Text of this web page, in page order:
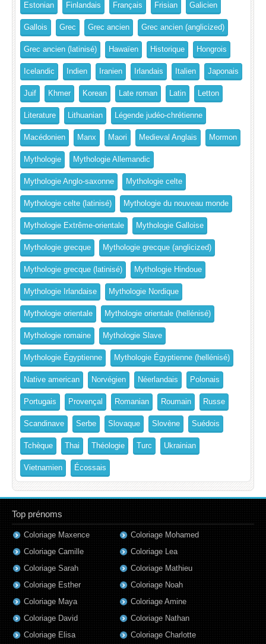
Estonian Finlandais Français Frisian Galicien
Gallois Grec Grec ancien Grec ancien (anglicized)
Grec ancien (latinisé) Hawaïen Historique Hongrois
Icelandic Indien Iranien Irlandais Italien Japonais
Juif Khmer Korean Late roman Latin Letton
Literature Lithuanian Légende judéo-chrétienne
Macédonien Manx Maori Medieval Anglais Mormon
Mythologie Mythologie Allemandic
Mythologie Anglo-saxonne Mythologie celte
Mythologie celte (latinisé) Mythologie du nouveau monde
Mythologie Extrême-orientale Mythologie Galloise
Mythologie grecque Mythologie grecque (anglicized)
Mythologie grecque (latinisé) Mythologie Hindoue
Mythologie Irlandaise Mythologie Nordique
Mythologie orientale Mythologie orientale (hellénisé)
Mythologie romaine Mythologie Slave
Mythologie Égyptienne Mythologie Égyptienne (hellénisé)
Native american Norvégien Néerlandais Polonais
Portugais Provençal Romanian Roumain Russe
Scandinave Serbe Slovaque Slovène Suédois
Tchèque Thai Théologie Turc Ukrainian
Vietnamien Écossais
Top prénoms
Coloriage Maxence
Coloriage Camille
Coloriage Sarah
Coloriage Esther
Coloriage Maya
Coloriage David
Coloriage Elisa
Coloriage Mohamed
Coloriage Lea
Coloriage Mathieu
Coloriage Noah
Coloriage Amine
Coloriage Nathan
Coloriage Charlotte